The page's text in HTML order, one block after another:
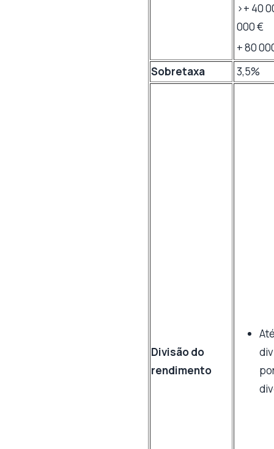
>+ 40
000 €
+ 80
Sobretaxa
3,5%
Divisão do
rendimento